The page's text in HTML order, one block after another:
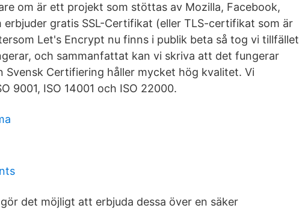
om är ett projekt som stöttas av Mozilla, Facebook,
erbjuder gratis SSL-Certifikat (eller TLS-certifikat som är
Let's Encrypt nu finns i publik beta så tog vi tillfället
och sammanfattat kan vi skriva att det fungerar
Certifiering håller mycket hög kvalitet. Vi
9001, ISO 14001 och ISO 22000.
det möjligt att erbjuda dessa över en säker